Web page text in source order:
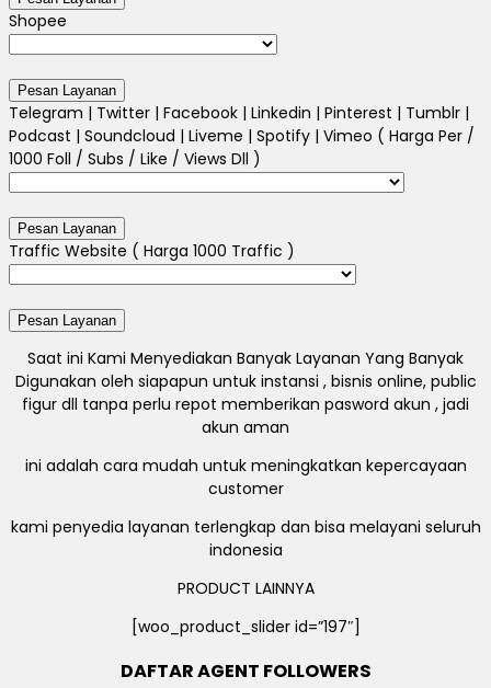
Shopee
Telegram | Twitter | Facebook | Linkedin | Pinterest | Tumblr |
Podcast | Soundcloud | Liveme | Spotify | Vimeo ( Harga Per /
1000 Foll / Subs / Like / Views Dll )
Traffic Website ( Harga 1000 Traffic )
Saat ini Kami Menyediakan Banyak Layanan Yang Banyak
Digunakan oleh siapapun untuk instansi , bisnis online, public
figur dll tanpa perlu repot memberikan pasword akun , jadi
akun aman
ini adalah cara mudah untuk meningkatkan kepercayaan
customer
kami penyedia layanan terlengkap dan bisa melayani seluruh
indonesia
PRODUCT LAINNYA
[woo_product_slider id=”197″]
DAFTAR AGENT FOLLOWERS